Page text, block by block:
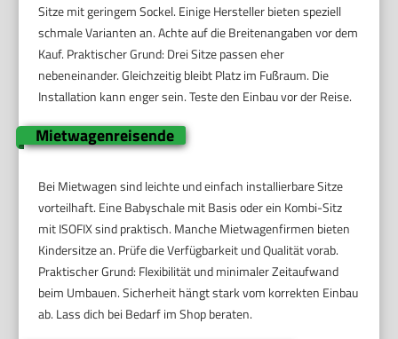
Sitze mit geringem Sockel. Einige Hersteller bieten speziell
schmale Varianten an. Achte auf die Breitenangaben vor dem
Kauf. Praktischer Grund: Drei Sitze passen eher
nebeneinander. Gleichzeitig bleibt Platz im Fußraum. Die
Installation kann enger sein. Teste den Einbau vor der Reise.
Mietwagenreisende
Bei Mietwagen sind leichte und einfach installierbare Sitze
vorteilhaft. Eine Babyschale mit Basis oder ein Kombi-Sitz
mit ISOFIX sind praktisch. Manche Mietwagenfirmen bieten
Kindersitze an. Prüfe die Verfügbarkeit und Qualität vorab.
Praktischer Grund: Flexibilität und minimaler Zeitaufwand
beim Umbauen. Sicherheit hängt stark vom korrekten Einbau
ab. Lass dich bei Bedarf im Shop beraten.